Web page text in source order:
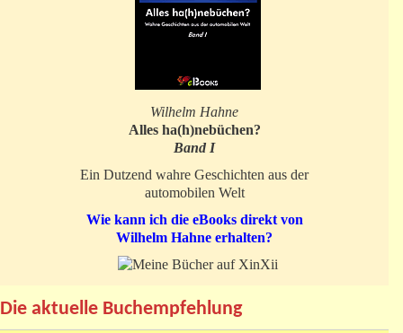
Wilhelm Hahne
Alles ha(h)nebüchen?
Band I
Ein Dutzend wahre Geschichten aus der
automobilen Welt
Wie kann ich die eBooks direkt von
Wilhelm Hahne erhalten?
Die aktuelle Buchempfehlung